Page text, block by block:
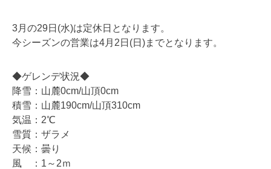
3月の29日(水)は定休日となります。
今シーズンの営業は4月2日(日)までとなります。
◆ゲレンデ状況◆
降雪：山麓0cm/山頂0cm
積雪：山麓190cm/山頂310cm
気温：2℃
雪質：ザラメ
天候：曇り
風 ：1～2ｍ